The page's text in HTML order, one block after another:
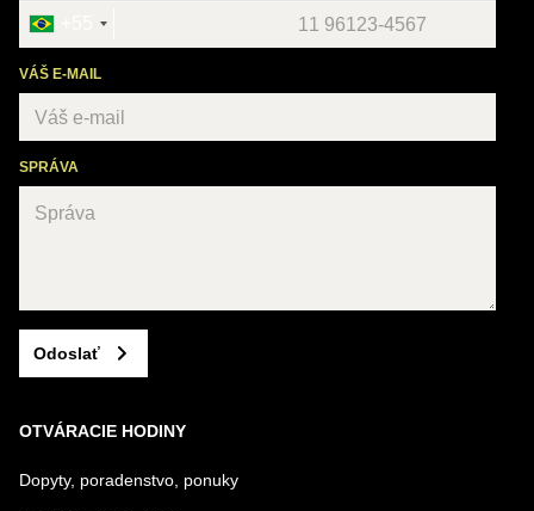
VÁŠ E-MAIL
SPRÁVA
Odoslať
OTVÁRACIE HODINY
Dopyty, poradenstvo, ponuky